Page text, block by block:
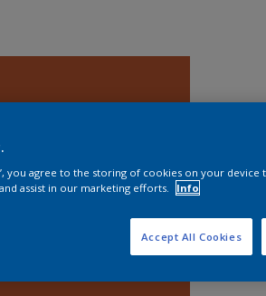
you agree to the storing of cookies on your device
assist in our marketing efforts.
Info
Accept All Cookies